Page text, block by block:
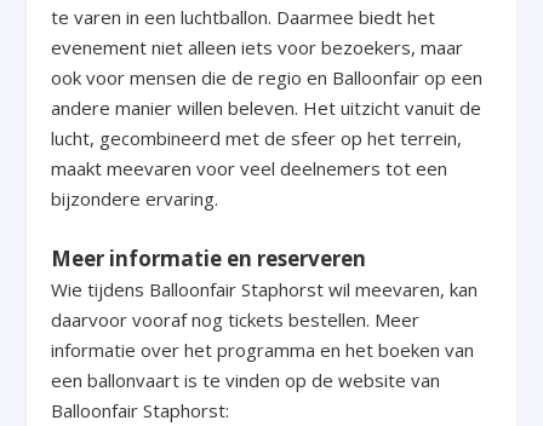
te varen in een luchtballon. Daarmee biedt het
evenement niet alleen iets voor bezoekers, maar
ook voor mensen die de regio en Balloonfair op een
andere manier willen beleven. Het uitzicht vanuit de
lucht, gecombineerd met de sfeer op het terrein,
maakt meevaren voor veel deelnemers tot een
bijzondere ervaring.
Meer informatie en reserveren
Wie tijdens Balloonfair Staphorst wil meevaren, kan
daarvoor vooraf nog tickets bestellen. Meer
informatie over het programma en het boeken van
een ballonvaart is te vinden op de website van
Balloonfair Staphorst: